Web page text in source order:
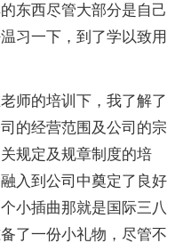
东西尽管大部分是自己
习一下，到了学以致用
的培训下，我了解了
的经营范围及公司的宗
规定及规章制度的培
入到公司中奠定了良好
小插曲那就是国际三八
了一份小礼物，尽管不